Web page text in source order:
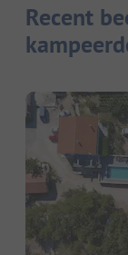
Recent